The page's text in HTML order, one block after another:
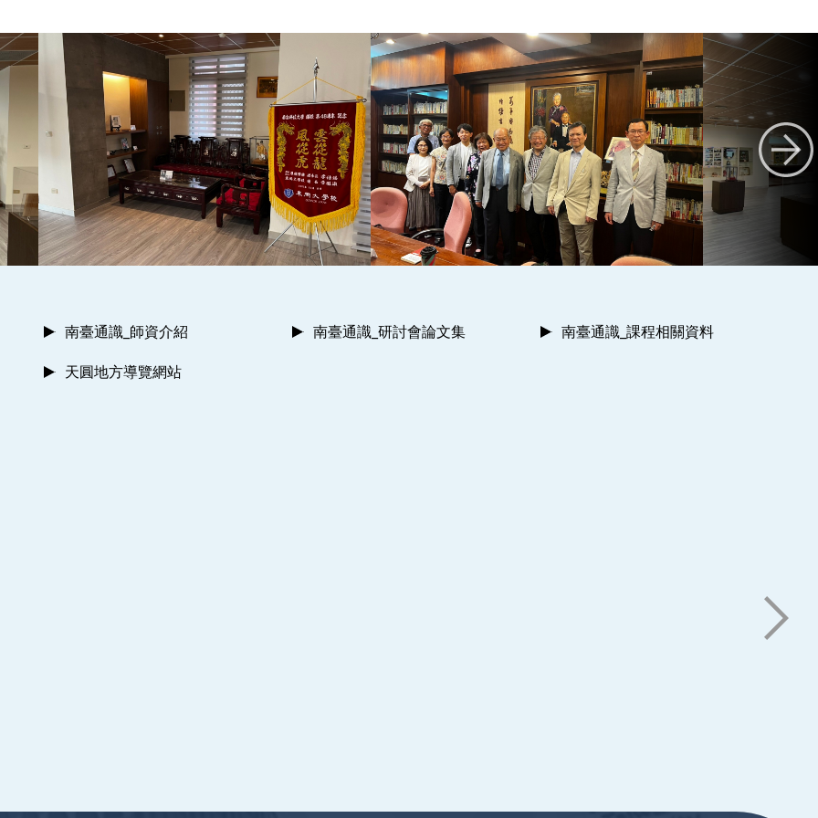
南臺通識_師資介紹 南臺通識_研討會論文集
南臺通識_課程相關資料
天圓地方導覽網站